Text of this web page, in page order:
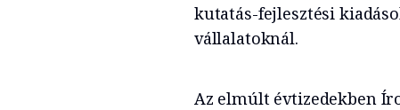
kutatás-fejlesztési
vállalatoknál.
Az elmúlt évtizedekben